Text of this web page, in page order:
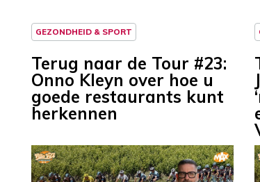
GEZONDHEID & SPORT
Terug naar de Tour #23:
Onno Kleyn over hoe u
goede restaurants kunt
herkennen